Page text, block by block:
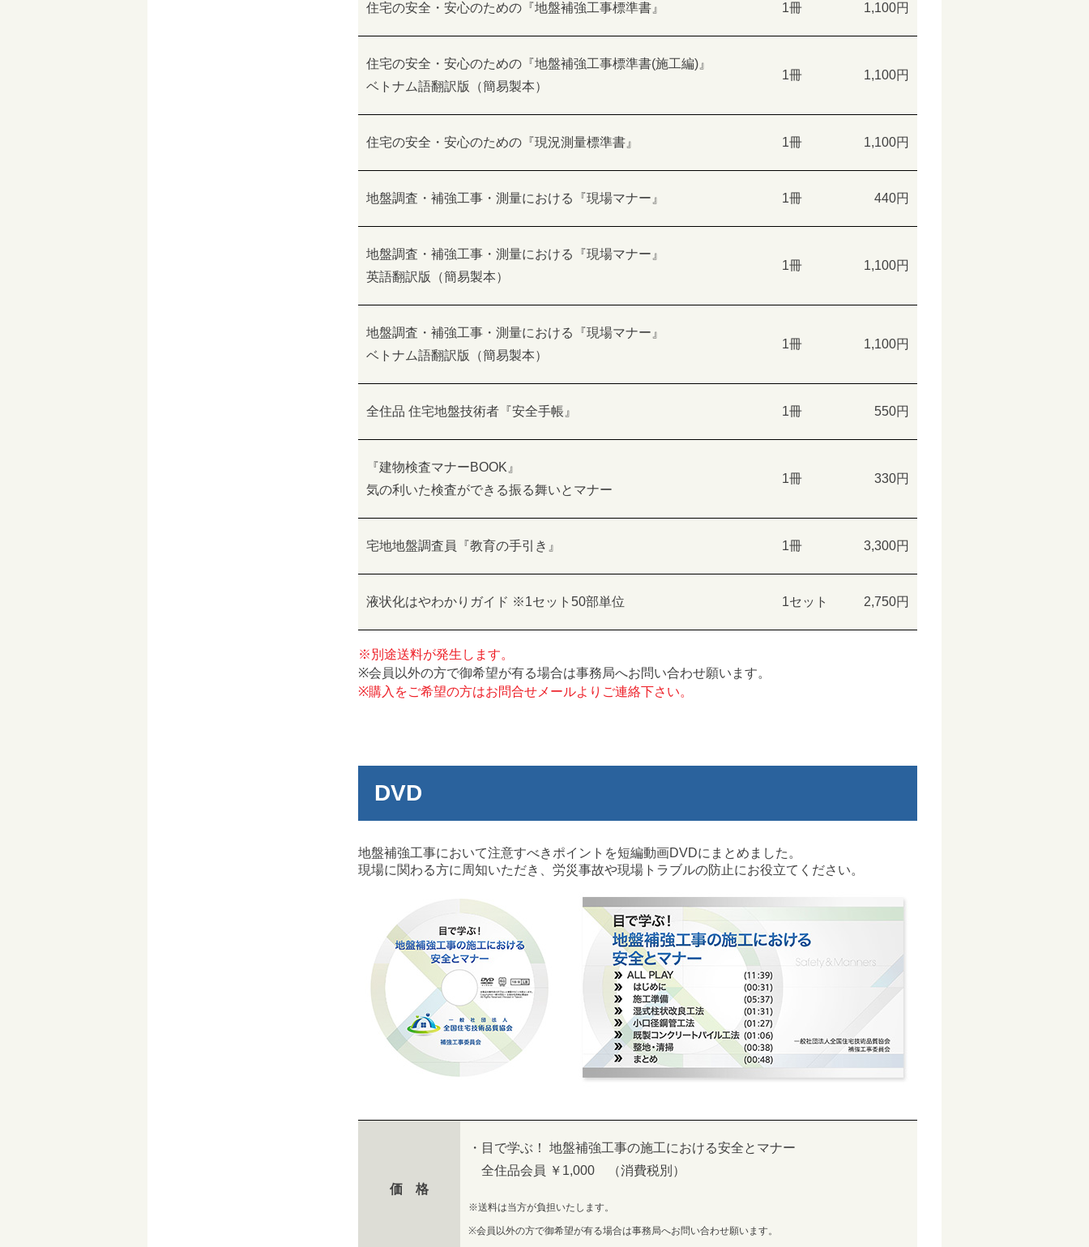
住宅の安全・安心のための『地盤補強工事標準書』 1冊 1,100円
住宅の安全・安心のための『地盤補強工事標準書(施工編)』
ベトナム語翻訳版（簡易製本）
1冊 1,100円
住宅の安全・安心のための『現況測量標準書』 1冊 1,100円
地盤調査・補強工事・測量における『現場マナー』 1冊 440円
地盤調査・補強工事・測量における『現場マナー』
英語翻訳版（簡易製本）
1冊 1,100円
地盤調査・補強工事・測量における『現場マナー』
ベトナム語翻訳版（簡易製本）
1冊 1,100円
全住品 住宅地盤技術者『安全手帳』 1冊 550円
『建物検査マナーBOOK』
気の利いた検査ができる振る舞いとマナー
1冊 330円
宅地地盤調査員『教育の手引き』 1冊 3,300円
液状化はやわかりガイド ※1セット50部単位 1セット 2,750円
※別途送料が発生します。
※会員以外の方で御希望が有る場合は事務局へお問い合わせ願います。
※購入をご希望の方はお問合せメールよりご連絡下さい。
DVD
地盤補強工事において注意すべきポイントを短編動画DVDにまとめました。
現場に関わる方に周知いただき、労災事故や現場トラブルの防止にお役立てください。
価 格
・目で学ぶ！ 地盤補強工事の施工における安全とマナー
全住品会員 ￥1,000 （消費税別）
※送料は当方が負担いたします。
※会員以外の方で御希望が有る場合は事務局へお問い合わせ願います。